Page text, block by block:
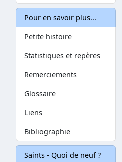
Pour en savoir plus...
Petite histoire
Statistiques et repères
Remerciements
Glossaire
Liens
Bibliographie
Saints - Quoi de neuf ?